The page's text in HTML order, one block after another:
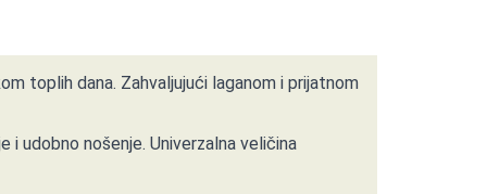
toplih dana. Zahvaljujući laganom i prijatnom
i udobno nošenje. Univerzalna veličina